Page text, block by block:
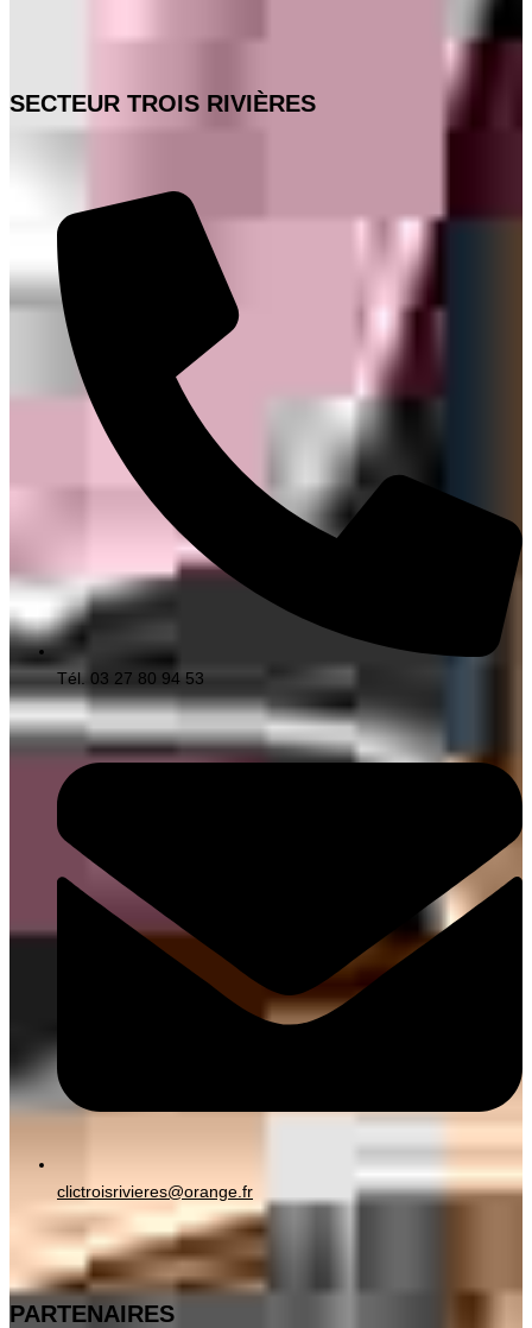
SECTEUR TROIS RIVIÈRES
Tél. 03 27 80 94 53
clictroisrivieres@orange.fr
PARTENAIRES